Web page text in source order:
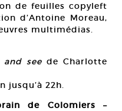
de feuilles copyleft
d’Antoine Moreau,
multimédias.
and see de Charlotte
jusqu’à 22h.
de Colomiers –